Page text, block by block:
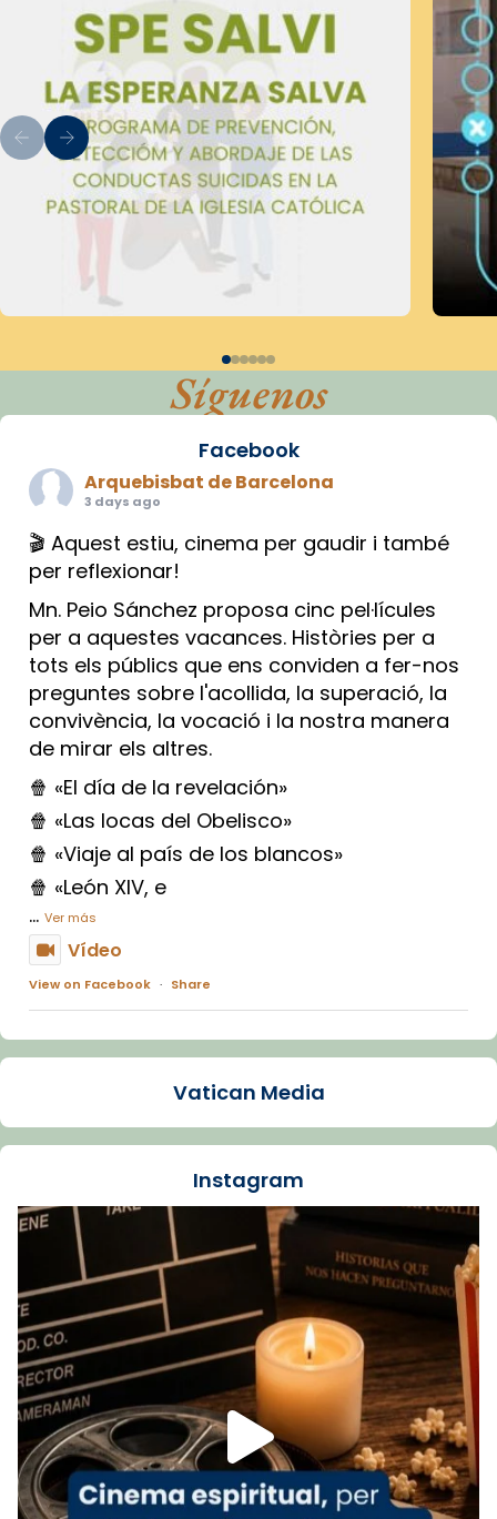
Síguenos
Facebook
Arquebisbat de Barcelona
3 days ago
🎬 Aquest estiu, cinema per gaudir i també
per reflexionar!
Mn. Peio Sánchez proposa cinc pel·lícules
per a aquestes vacances. Històries per a
tots els públics que ens conviden a fer-nos
preguntes sobre l'acollida, la superació, la
convivència, la vocació i la nostra manera
de mirar els altres.
🍿 «El día de la revelación»
🍿 «Las locas del Obelisco»
🍿 «Viaje al país de los blancos»
🍿 «León XIV, e
... Ver más
Vídeo
View on Facebook · Share
Arquebisbat de Barcelona
La Carmina va patir depressió. Fa gairebé
dos mesos, a l'Estadi Lluís Companys, la
Recupera l'entrevista comp
Vatican
tican News 👇
www.vaticannews.va/es/iglesia/news/2026-
07/carmina-historia-depresion-papa-viaje-
espana-testimoni...
Foto
View on Facebook · Share
Arquebisbat de Barcelona
2 weeks ago
Vatican Media
Instagram